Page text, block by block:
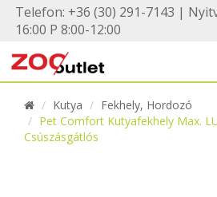
Telefon: +36 (30) 291-7143 |
16:00 P 8:00-12:00
Kutya
Fekhely, Hordozó
Pet Comfort Kutyafekhely Max.
Csúszásgátlós